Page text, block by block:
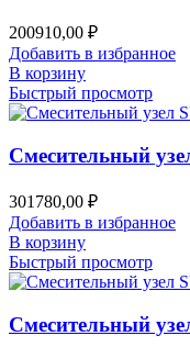
200910,00 ₽
Добавить в избранное
В корзину
Быстрый просмотр
Смесительный
301780,00 ₽
Добавить в избранное
В корзину
Быстрый просмотр
Смесительный